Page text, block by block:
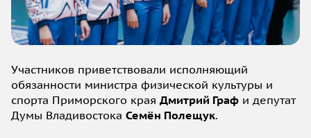
Участников приветствовали исполняющий
обязанности министра физической культуры и
спорта Приморского края Дмитрий Граф и депутат
Думы Владивостока Семён Полещук.